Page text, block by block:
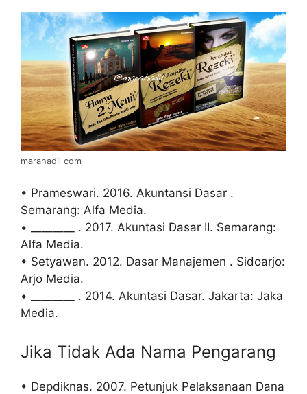
marahadil com
• Prameswari. 2016. Akuntansi Dasar .
Semarang: Alfa Media.
• ________ . 2017. Akuntasi Dasar II. Semarang:
Alfa Media.
• Setyawan. 2012. Dasar Manajemen . Sidoarjo:
Arjo Media.
• ________ . 2014. Akuntasi Dasar. Jakarta: Jaka
Media.
Jika Tidak Ada Nama Pengarang
• Depdiknas. 2007. Petunjuk Pelaksanaan Dana